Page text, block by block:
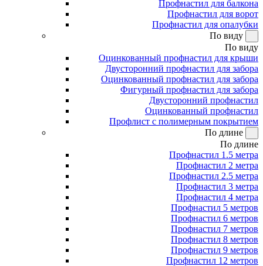
Профнастил для балкона
Профнастил для ворот
Профнастил для опалубки
По виду
По виду
Оцинкованный профнастил для крыши
Двусторонний профнастил для забора
Оцинкованный профнастил для забора
Фигурный профнастил для забора
Двусторонний профнастил
Оцинкованный профнастил
Профлист с полимерным покрытием
По длине
По длине
Профнастил 1.5 метра
Профнастил 2 метра
Профнастил 2.5 метра
Профнастил 3 метра
Профнастил 4 метра
Профнастил 5 метров
Профнастил 6 метров
Профнастил 7 метров
Профнастил 8 метров
Профнастил 9 метров
Профнастил 12 метров